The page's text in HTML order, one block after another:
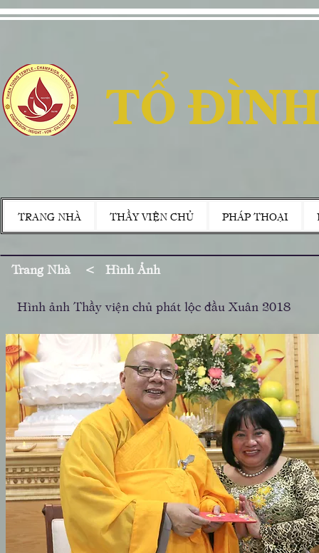
TỔ
TRANG NHÀ THẦY VIỆN CHỦ PHÁP THOẠI
Trang Nhà < Hình Ảnh
Hình ảnh Thầy viện chủ phát lộc đầu Xuân 2018
Hình Ảnh